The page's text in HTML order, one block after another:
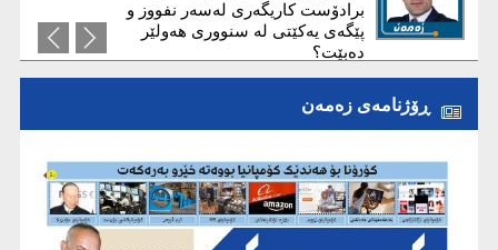
برادۆست کاریگەری لەسەر نفووز و
پێگەی یەکێتی لە سنووری هەولێر
دەبێت؟
ڕۆژنامەی زەمەن